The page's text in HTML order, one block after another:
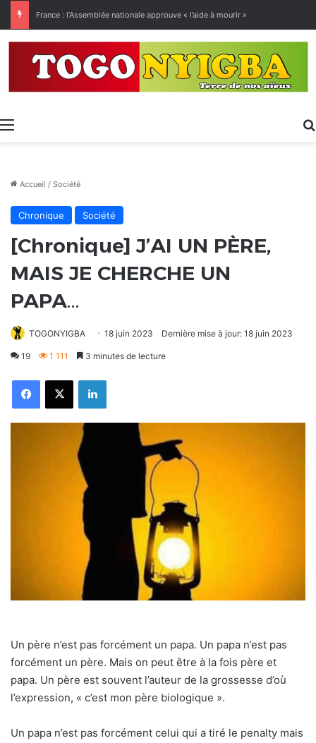
Menu
Accueil / Société
Chronique Société
[Chronique] J’AI UN PÈRE,
MAIS JE CHERCHE UN
PAPA…
TOGONYIGBA 18 juin 2023 Dernière mise à jour: 18 juin 2023
19 1 111 3 minutes de lecture
FacebookX Linkedin
Un père n’est pas forcément un papa. Un papa n’est pas
forcément un père. Mais on peut être à la fois père et
papa. Un père est souvent l’auteur de la grossesse d’où
l’expression, « c’est mon père biologique ».
Un papa n’est pas forcément celui qui a tiré le penalty mais